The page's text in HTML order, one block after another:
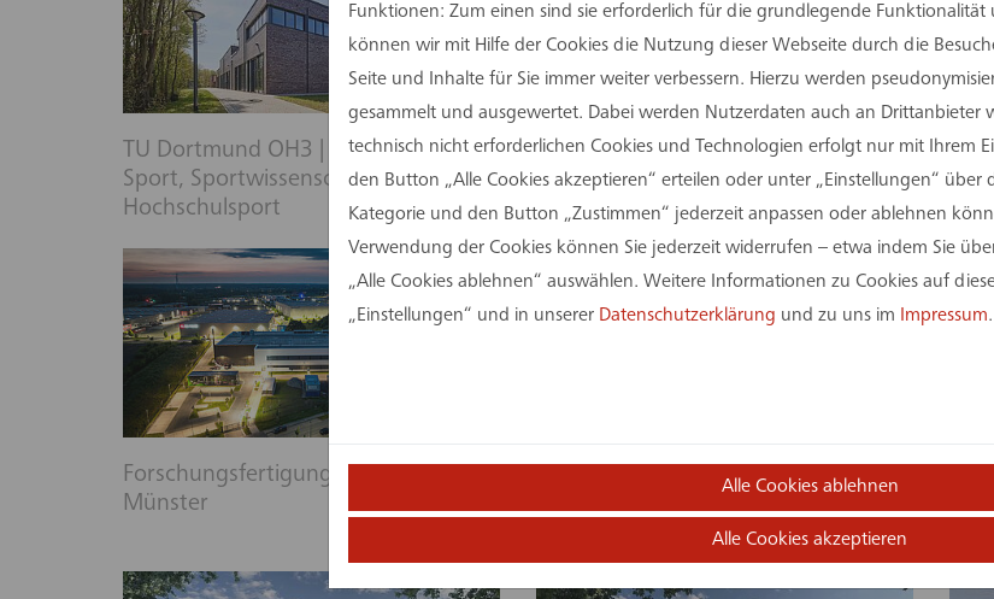
TU Dortmund OH3 | Institut für
Sport, Sportwissenschaft und
Hochschulsport
Prozessgebäude Landgericht Bonn in
Siegburg
Forschungsfertigung Batteriezelle in
Münster
Feuerwehr-Servicezentrum und
Funktionen: Zum einen sind sie erforderlich für die grundlegende Funktionalität
können wir mit Hilfe der Cookies die Nutzung dieser Webseite durch die
Seite und Inhalte für Sie immer weiter verbessern. Hierzu werden
gesammelt und ausgewertet. Dabei werden Nutzerdaten auch an Drittanbieter
technisch nicht erforderlichen Cookies und Technologien erfolgt nur mit Ihrem
den Button „Alle Cookies akzeptieren“ erteilen oder unter „Einstellungen“ über
Kategorie und den Button „Zustimmen“ jederzeit anpassen oder ablehnen
Verwendung der Cookies können Sie jederzeit widerrufen – etwa indem Sie
„Alle Cookies ablehnen“ auswählen. Weitere Informationen zu Cookies auf
„Einstellungen“ und in unserer Datenschutzerklärung und zu uns im Impressum.
Alle Cookies ablehnen
Alle Cookies akzeptieren